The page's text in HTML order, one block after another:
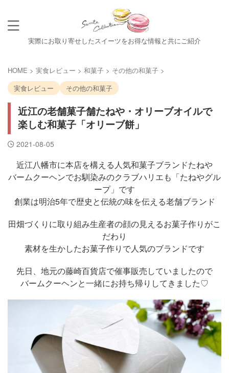
実際にお取り寄せしたスイーツをお得な情報と共にご紹介
HOME > 実食レビュー > 和菓子 > その他の和菓子 >
実食レビュー
その他の和菓子
近江の老舗菓子舗たねや・オリーブオイルで
楽しむ和菓子「オリーブ餅」
2021-08-05
近江八幡市に本店を構える人気和菓子ブランドたねや
バームクーヘンでお馴染みのクラブハリエも「たねやグル
ープ」です
創業は明治5年で歴史と伝統の味を伝える老舗ブランド
田畑づくりに取り組み生産者の顔の見えるお菓子作りがこ
だわり
素材を生かしたお菓子作りで人気のブランドです
先日、地元の藤崎百貨店で催事販売していましたので
バームクーヘンと一緒にお持ち帰りしてきました♡